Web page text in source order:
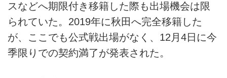
スなどへ期限付き移籍した際も出場機会は限
られていた。2019年に秋田へ完全移籍した
が、ここでも公式戦出場がなく、12月4日に今
季限りでの契約満了が発表された。